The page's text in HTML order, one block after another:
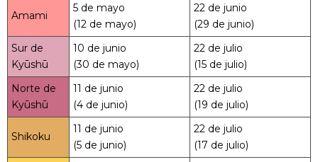
Amami
5 de mayo
(12 de mayo)
22 de junio
(29 de junio)
Sur de
Kyūshū
10 de junio
(30 de mayo)
22 de julio
(15 de julio)
Norte de
Kyūshū
11 de junio
(4 de junio)
22 de julio
(19 de julio)
Shikoku
11 de junio
(5 de junio)
22 de julio
(17 de julio)